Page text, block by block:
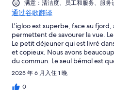
满意：清洁度、员工和服务、服
通过谷歌翻译
L'igloo est superbe, face au
permettent de savourer la vue.
Le petit déjeuner qui est livré
et copieux. Nous avons
du commun. Le seul bémol est
n'est pas conforme puisqu'il est
mentionner que ce sont des
pareil pour les toilettes, ce serait
2025 年 6 月入住 1 晚
0